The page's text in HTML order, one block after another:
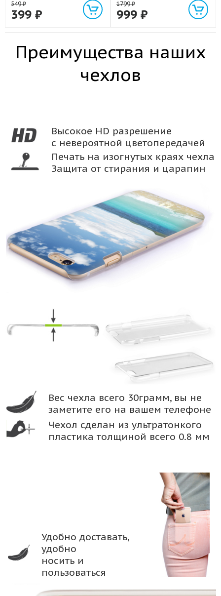
549₽
399 ₽
1799₽
999 ₽
Преимущества наших
чехлов
Высокое HD разрешение
с невероятной цветопередачей
Печать на изогнутых краях чехла
Защита от стирания и царапин
Вес чехла всего 30грамм, вы не
заметите его на вашем телефоне
Чехол сделан из ультратонкого
пластика толщиной всего 0.8 мм
Удобно доставать,
удобно
носить и
пользоваться